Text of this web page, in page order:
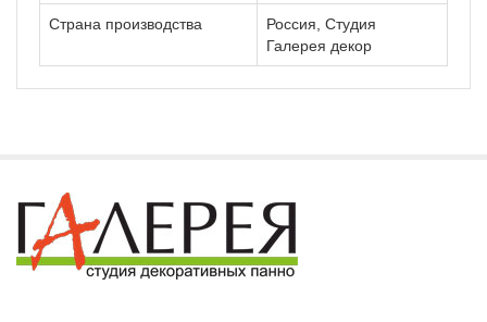
Страна производства
Россия, Студия
Галерея декор